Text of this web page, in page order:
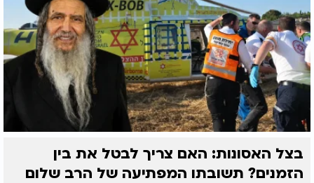
בצל האסונות: האם צריך לבטל את בין
הזמנים? תשובתו המפתיעה של הרב שלום